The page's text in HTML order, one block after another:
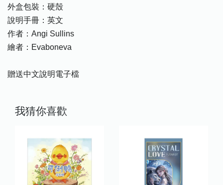
外盒包裝：硬殼
說明手冊：英文
作者：Angi Sullins
繪者：Evaboneva
贈送中文說明電子檔
我猜你喜歡